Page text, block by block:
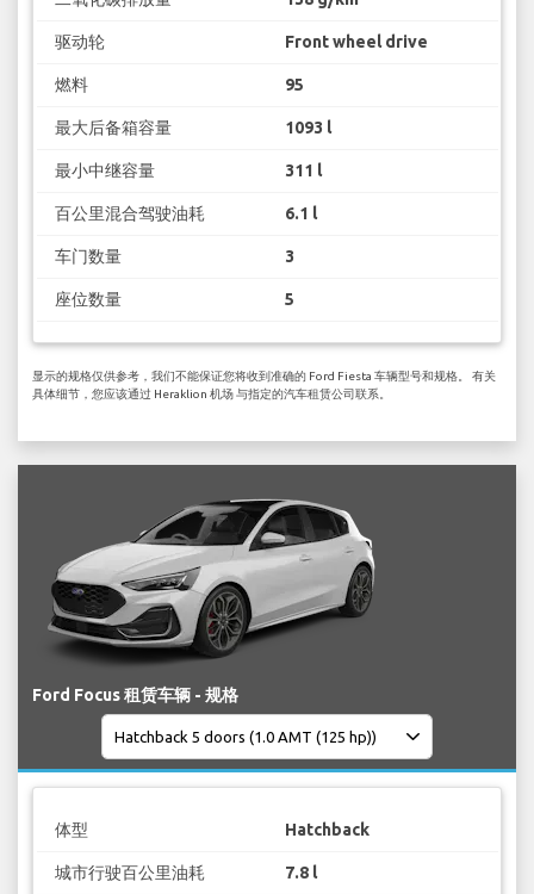
驱动轮 Front wheel drive
燃料 95
最大后备箱容量 1093 l
最小中继容量 311 l
百公里混合驾驶油耗 6.1 l
车门数量 3
座位数量 5
显示的规格仅供参考，我们不能保证您将收到准确的 Ford Fiesta 车辆型号和规格。 有关
具体细节，您应该通过 Heraklion 机场 与指定的汽车租赁公司联系。
Ford Focus 租赁车辆 - 规格
体型 Hatchback
城市行驶百公里油耗 7.8 l